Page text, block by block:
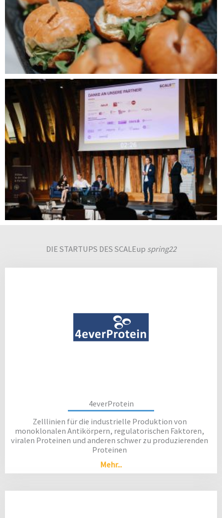
DIE STARTUPS DES SCALEup spring22
4everProtein
Zelllinien für die industrielle Produktion von
monoklonalen Antikörpern, regulatorischen Faktoren,
viralen Proteinen und anderen schwer zu produzierenden
Proteinen
Mehr...